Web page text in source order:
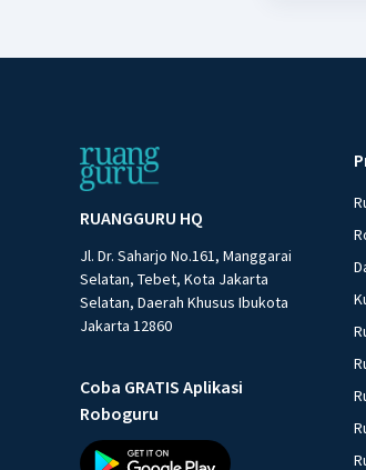
RUANGGURU HQ
Jl. Dr. Saharjo No.161, Manggarai
Selatan, Tebet, Kota Jakarta
Selatan, Daerah Khusus Ibukota
Jakarta 12860
Coba GRATIS Aplikasi
Roboguru